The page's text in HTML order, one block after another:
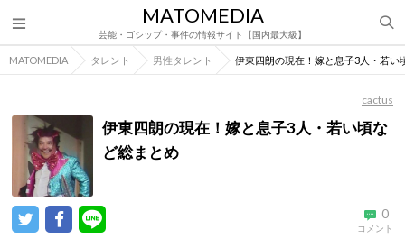
MATOMEDIA
芸能・ゴシップ・事件の情報サイト【国内最大級】
MATOMEDIA タレント 男性タレント 伊東四朗の現在！嫁と息子3人・若い
cactus
伊東四朗の現在！嫁と息子3人・若い頃な
ど総まとめ
0
コメント